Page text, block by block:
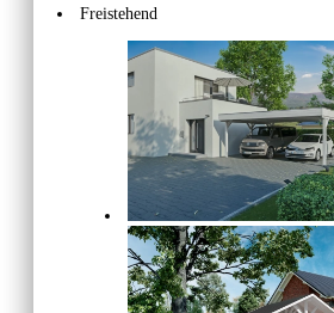
Estland
Freistehend